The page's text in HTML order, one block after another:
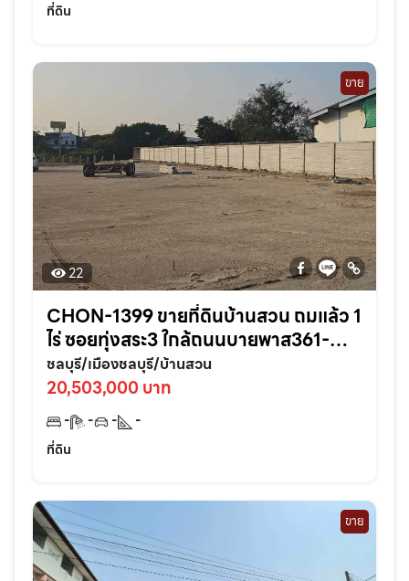
ที่ดิน
ขาย
22
CHON-1399 ขายที่ดินบ้านสวน ถมแล้ว 1
ไร่ ซอยทุ่งสระ3 ใกล้ถนนบายพาส361-
950เมตร อ.เมืองชลบุรี
ชลบุรี/เมืองชลบุรี/บ้านสวน
20,503,000 บาท
- - -
-
ที่ดิน
ขาย